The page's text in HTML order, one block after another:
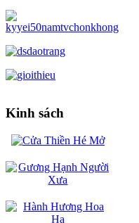
Kinh sách